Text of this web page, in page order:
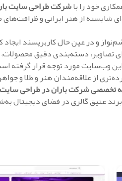
خود را باشرکت طراحی سایت
از هنر ایرانی و ظرافت‌های
و در عین حال کاربرپسند ایجاد
تصاویر، دسته‌بندی دقیق
این وب‌سایت مورد توجه قرار گرفته
از علاقه‌مندان هنر و طلا و
تخصصی شرکت باران در طراحی سایت
عتیق گالری در فضای دیجیتال